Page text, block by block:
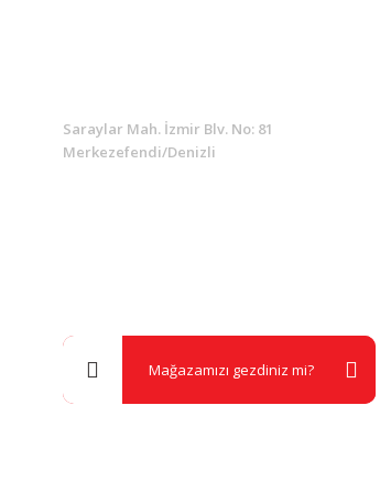
Saraylar Mah. İzmir Blv. No: 81
Merkezefendi/Denizli
Mağazamızı gezdiniz mi?